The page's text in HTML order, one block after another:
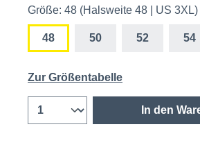
Größe: 48 (Halsweite 48 | US 3XL)
48 50 52 54
Zur Größentabelle
In den